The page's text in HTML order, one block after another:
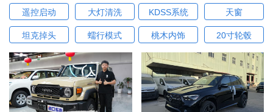
遥控启动 大灯清洗 KDSS系统 天窗
坦克掉头 蠕行模式 桃木内饰 20寸轮毂